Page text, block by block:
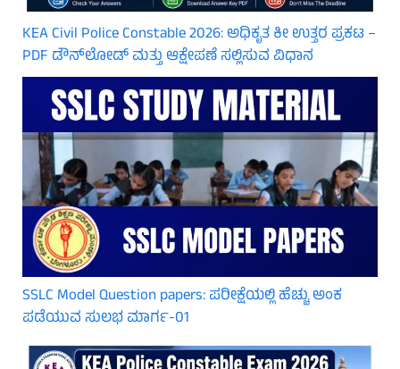
KEA Civil Police Constable 2026: ಅಧಿಕೃತ ಕೀ ಉತ್ತರ ಪ್ರಕಟ –
PDF ಡೌನ್‌ಲೋಡ್ ಮತ್ತು ಆಕ್ಷೇಪಣೆ ಸಲ್ಲಿಸುವ ವಿಧಾನ
SSLC Model Question papers: ಪರೀಕ್ಷೆಯಲ್ಲಿ ಹೆಚ್ಚು ಅಂಕ
ಪಡೆಯುವ ಸುಲಭ ಮಾರ್ಗ-01